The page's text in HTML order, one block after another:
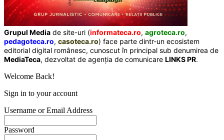
Grupul Media de site-uri (informateca.ro, agroteca.ro,
pedagoteca.ro, casoteca.ro) face parte dintr-un ecosistem
editorial digital românesc, cunoscut în principal sub denumirea de
MediaTeca, dezvoltat de agenția de comunicare LINKS PR.
Welcome Back!
Sign in to your account
Username or Email Address
Password